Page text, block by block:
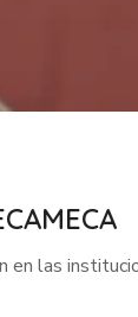
en las